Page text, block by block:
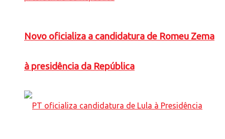
Novo oficializa a candidatura de Romeu Zema
à presidência da República